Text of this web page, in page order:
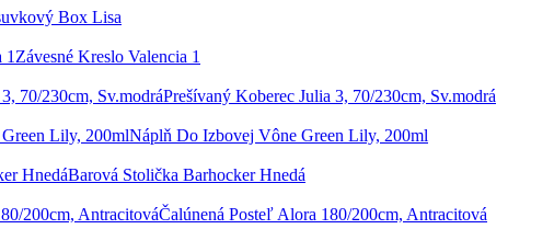
Box Lisa
Závesné Kreslo Valencia 1
Prešívaný Koberec Julia 3, 70/230cm, Sv.modrá
Náplň Do Izbovej Vône Green Lily, 200ml
Barová Stolička Barhocker Hnedá
Čalúnená Posteľ Alora 180/200cm, Antracitová